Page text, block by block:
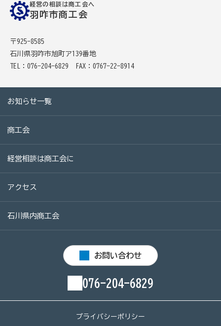
経営の相談は商工会へ
羽咋市商工会
〒925-8585
石川県羽咋市旭町ア139番地
TEL：076-204-6829
FAX：0767-22-8914
お知らせ一覧
商工会
経営相談は商工会に
アクセス
石川県内商工会
お問い合わせ
076-204-6829
プライバシーポリシー
石川県内の商工会の支援事例
行きます・聞きます・提案します そして伴走します～
商工会の支援事例～
商工会
目的
セミナー・講習会情報
いしかわ商工会のインボイス広報